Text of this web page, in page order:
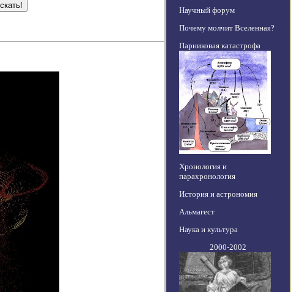
Научный форум
Почему молчит Вселенная?
Парниковая катастрофа
Хронология и
парахронология
История и астрономия
Альмагест
Наука и культура
2000-2002